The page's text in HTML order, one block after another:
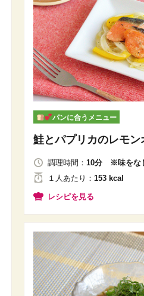
パンに合うメニュー
鮭とパプリカのレモン
調理時間： 10分 ※味をな
１人 あたり ： 153 kcal
レシピを見る